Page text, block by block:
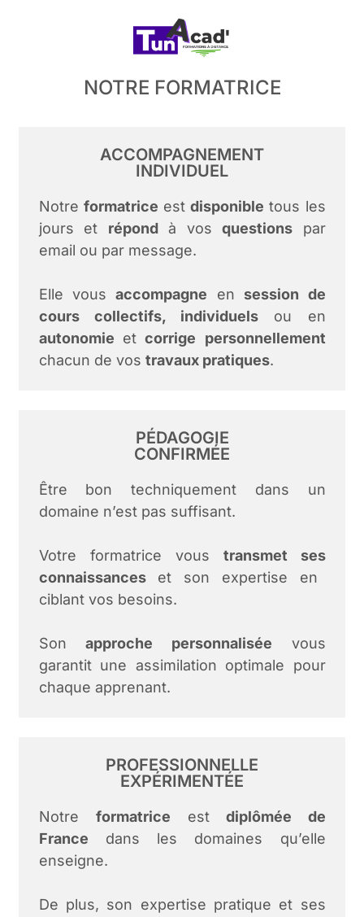
NOTRE FORMATRICE
ACCOMPAGNEMENT
INDIVIDUEL
Notre formatrice estdisponible tous les
jours et répondà vos questions par
email ou par message.
Elle vousaccompagne en session de
cours collectifs, individuels ou en
autonomie etcorrige
personnellement
chacun de vos travaux pratiques.
PÉDAGOGIE
CONFIRMÉE
Être bon techniquement dans un
domaine n’est pas suffisant.
Votre formatrice vous transmet ses
connaissanceset son expertise en
ciblant vos besoins.
Sonapproche personnalisée vous
garantit une assimilation optimale pour
chaque apprenant.
PROFESSIONNELLE
EXPÉRIMENTÉE
Notre formatrice estdiplômée de
France dans les domaines qu’elle
enseigne.
De plus, son expertise pratique et ses